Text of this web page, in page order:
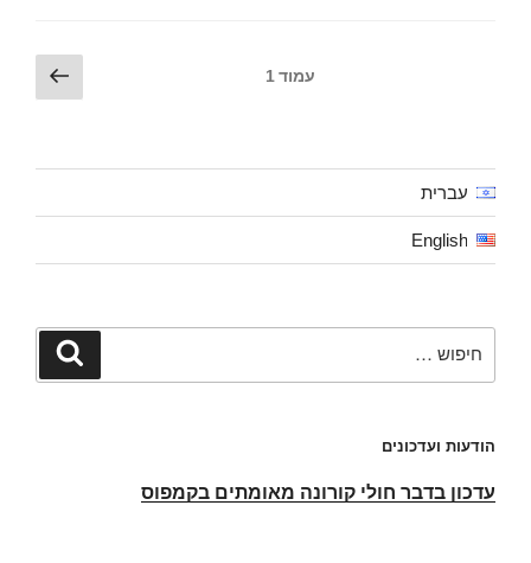
עמוד1
עמוד
הבא
עברית
English
חיפוש
הודעות ועדכונים
עדכון בדבר חולי קורונה מאומתים בקמפוס